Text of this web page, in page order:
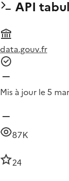
API
data.gouv.fr
Mis à jour le 5
87K
24